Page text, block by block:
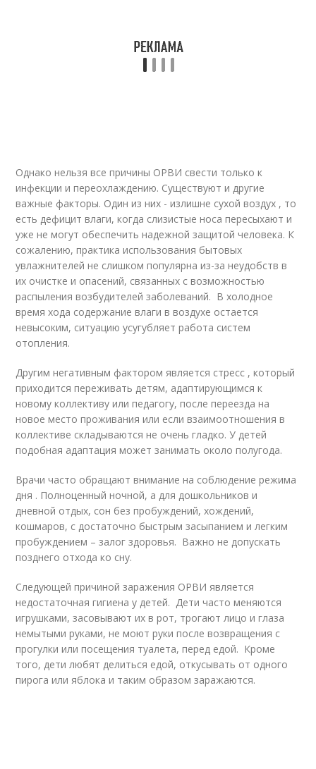
Однако нельзя все причины ОРВИ свести только к
инфекции и переохлаждению. Существуют и другие
важные факторы. Один из них - излишне сухой воздух , то
есть дефицит влаги, когда слизистые носа пересыхают и
уже не могут обеспечить надежной защитой человека. К
сожалению, практика использования бытовых
увлажнителей не слишком популярна из-за неудобств в
их очистке и опасений, связанных с возможностью
распыления возбудителей заболеваний. В холодное
время хода содержание влаги в воздухе остается
невысоким, ситуацию усугубляет работа систем
отопления.
Другим негативным фактором является стресс , который
приходится переживать детям, адаптирующимся к
новому коллективу или педагогу, после переезда на
новое место проживания или если взаимоотношения в
коллективе складываются не очень гладко. У детей
подобная адаптация может занимать около полугода.
Врачи часто обращают внимание на соблюдение режима
дня . Полноценный ночной, а для дошкольников и
дневной отдых, сон без пробуждений, хождений,
кошмаров, с достаточно быстрым засыпанием и легким
пробуждением – залог здоровья. Важно не допускать
позднего отхода ко сну.
Следующей причиной заражения ОРВИ является
недостаточная гигиена у детей. Дети часто меняются
игрушками, засовывают их в рот, трогают лицо и глаза
немытыми руками, не моют руки после возвращения с
прогулки или посещения туалета, перед едой. Кроме
того, дети любят делиться едой, откусывать от одного
пирога или яблока и таким образом заражаются.